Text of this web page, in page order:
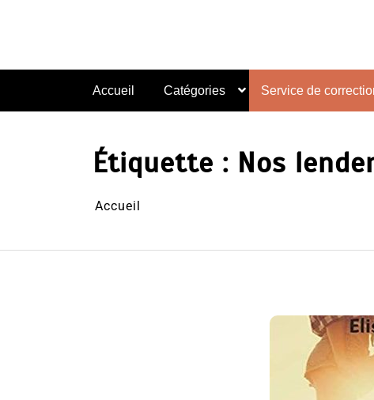
Accueil Catégories Service de
Étiquette : Nos
Accueil